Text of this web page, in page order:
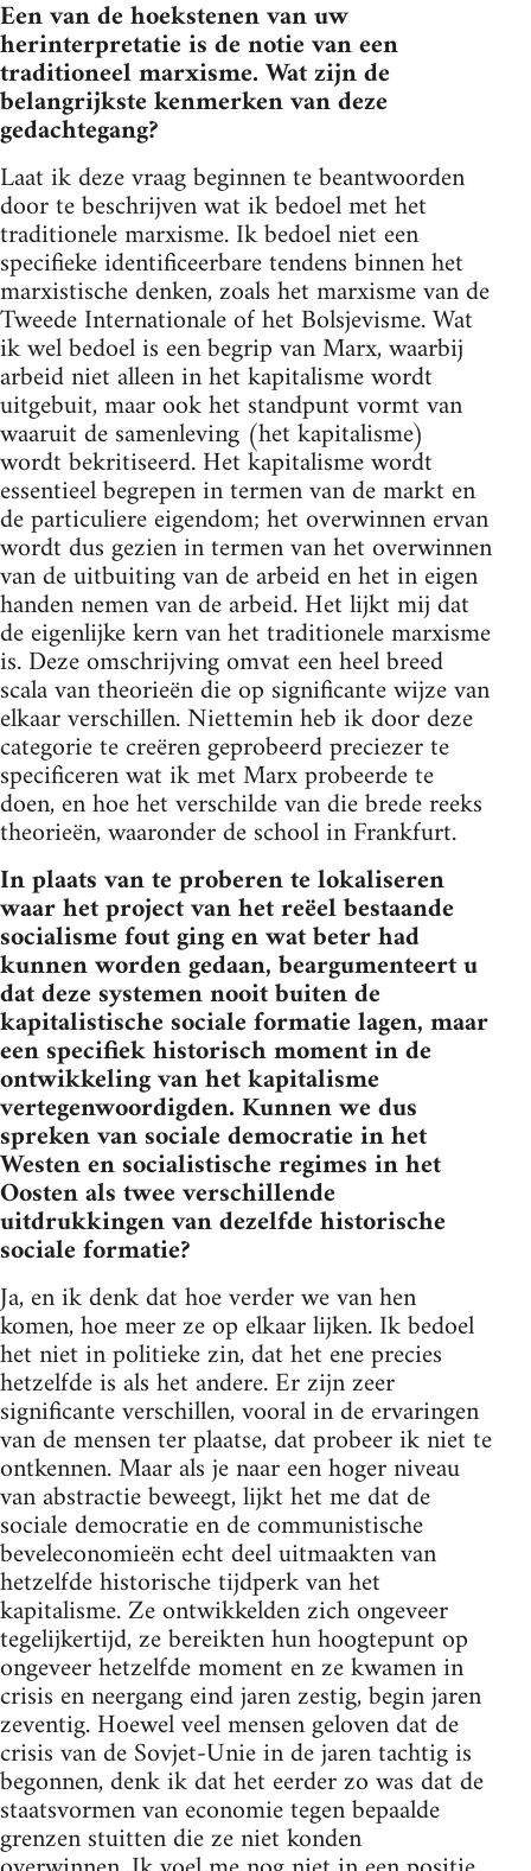
Een van de hoekstenen van uw
herinterpretatie is de notie van een
traditioneel marxisme. Wat zijn de
belangrijkste kenmerken van deze
gedachtegang?
Laat ik deze vraag beginnen te beantwoorden
door te beschrijven wat ik bedoel met het
traditionele marxisme. Ik bedoel niet een
specifieke identificeerbare tendens binnen het
marxistische denken, zoals het marxisme van de
Tweede Internationale of het Bolsjevisme. Wat
ik wel bedoel is een begrip van Marx, waarbij
arbeid niet alleen in het kapitalisme wordt
uitgebuit, maar ook het standpunt vormt van
waaruit de samenleving (het kapitalisme)
wordt bekritiseerd. Het kapitalisme wordt
essentieel begrepen in termen van de markt en
de particuliere eigendom; het overwinnen ervan
wordt dus gezien in termen van het overwinnen
van de uitbuiting van de arbeid en het in eigen
handen nemen van de arbeid. Het lijkt mij dat
de eigenlijke kern van het traditionele marxisme
is. Deze omschrijving omvat een heel breed
scala van theorieën die op significante wijze van
elkaar verschillen. Niettemin heb ik door deze
categorie te creëren geprobeerd preciezer te
specificeren wat ik met Marx probeerde te
doen, en hoe het verschilde van die brede reeks
theorieën, waaronder de school in Frankfurt.
In plaats van te proberen te lokaliseren
waar het project van het reëel bestaande
socialisme fout ging en wat beter had
kunnen worden gedaan, beargumenteert u
dat deze systemen nooit buiten de
kapitalistische sociale formatie lagen, maar
een specifiek historisch moment in de
ontwikkeling van het kapitalisme
vertegenwoordigden. Kunnen we dus
spreken van sociale democratie in het
Westen en socialistische regimes in het
Oosten als twee verschillende
uitdrukkingen van dezelfde historische
sociale formatie?
Ja, en ik denk dat hoe verder we van hen
komen, hoe meer ze op elkaar lijken. Ik bedoel
het niet in politieke zin, dat het ene precies
hetzelfde is als het andere. Er zijn zeer
significante verschillen, vooral in de ervaringen
van de mensen ter plaatse, dat probeer ik niet te
ontkennen. Maar als je naar een hoger niveau
van abstractie beweegt, lijkt het me dat de
sociale democratie en de communistische
beveleconomieën echt deel uitmaakten van
hetzelfde historische tijdperk van het
kapitalisme. Ze ontwikkelden zich ongeveer
tegelijkertijd, ze bereikten hun hoogtepunt op
ongeveer hetzelfde moment en ze kwamen in
crisis en neergang eind jaren zestig, begin jaren
zeventig. Hoewel veel mensen geloven dat de
crisis van de Sovjet-Unie in de jaren tachtig is
begonnen, denk ik dat het eerder zo was dat de
staatsvormen van economie tegen bepaalde
grenzen stuitten die ze niet konden